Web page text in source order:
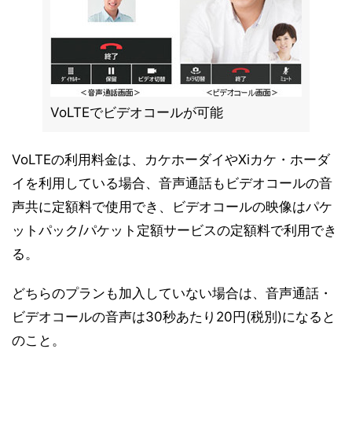
VoLTEでビデオコールが可能
VoLTEの利用料金は、カケホーダイやXiカケ・ホーダ
イを利用している場合、音声通話もビデオコールの音
声共に定額料で使用でき、ビデオコールの映像はパケ
ットパック/パケット定額サービスの定額料で利用でき
る。
どちらのプランも加入していない場合は、音声通話・
ビデオコールの音声は30秒あたり20円(税別)になると
のこと。